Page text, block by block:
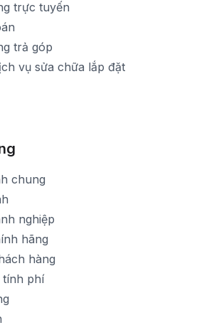
trực tuyến
trả góp
vụ sửa chữa lắp đặt
chung
nghiệp
hãng
hàng
tính phí